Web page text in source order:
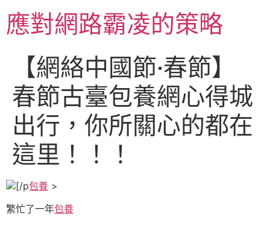
主應對網路霸凌的策略
【網絡中國節·春節】
春節古臺包養網心得城
出行，你所關心的都在
這里！！！
[/p包養 >
繁忙了一年包養